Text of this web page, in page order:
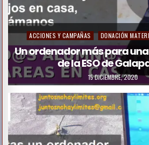
P
o
s
t
e
d
i
n
ACCIONES Y CAMPAÑAS DONACIÓN
Un ordenador más para una
de la ESO de
15 DICIEMBRE, 2020